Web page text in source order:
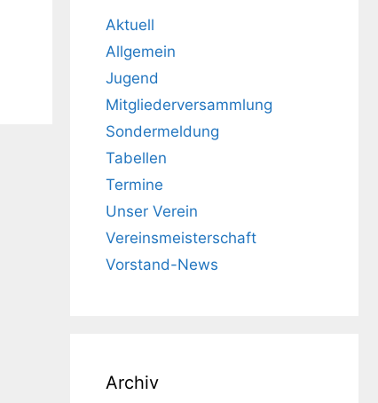
Aktuell
Allgemein
Jugend
Mitgliederversammlung
Sondermeldung
Tabellen
Termine
Unser Verein
Vereinsmeisterschaft
Vorstand-News
Archiv